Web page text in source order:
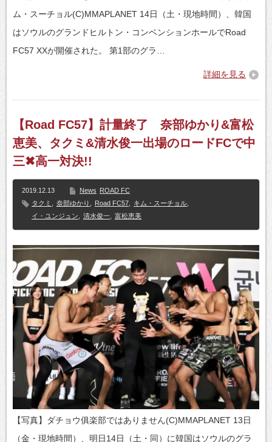
ム・スーチョル(C)MMAPLANET 14日（土・現地時間）、韓国
はソウルのグランドヒルトン・コンベンションホールでRoad
FC57 XXが開催された。 第1部のグラ…
詳細を見る
【Road FC57】計量終了 奈部ゆかり&富松
恵美、タクミ&清水俊一出場のロードFCで中
三✖高一対決!!
2019.12.13 News ROAD FC
タクミ
奈部ゆかり Road FC57 キム・スーチョル
イ・ユンジュン
清水俊一 富松恵美
【写真】ダチョウ俱楽部ではありません(C)MMAPLANET 13日
（金・現地時間）、明日14日（土・同）に韓国はソウルのグラ